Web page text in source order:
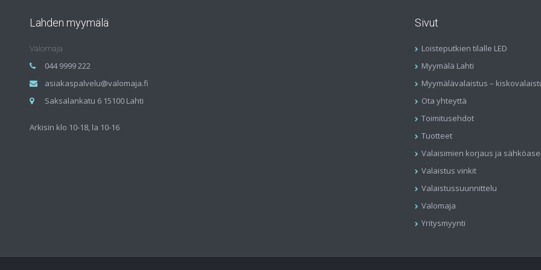
Lahden myymälä
Valomaja
044 9999 222
asiakaspalvelu@valomaja.fi
Saksalankatu 6 15100 Lahti
Arkisin klo 10-18, la 10-16
Sivut
Loisteputkien tilalle LED
Myymälä Lahti
Myymälävalaistus –
Ota yhteyttä
Toimitusehdot
Tuotteet
Valaisimien korjaus ja
Valaistus vinkit
Valaistussuunnittelu
Valomaja
Yritysmyynti